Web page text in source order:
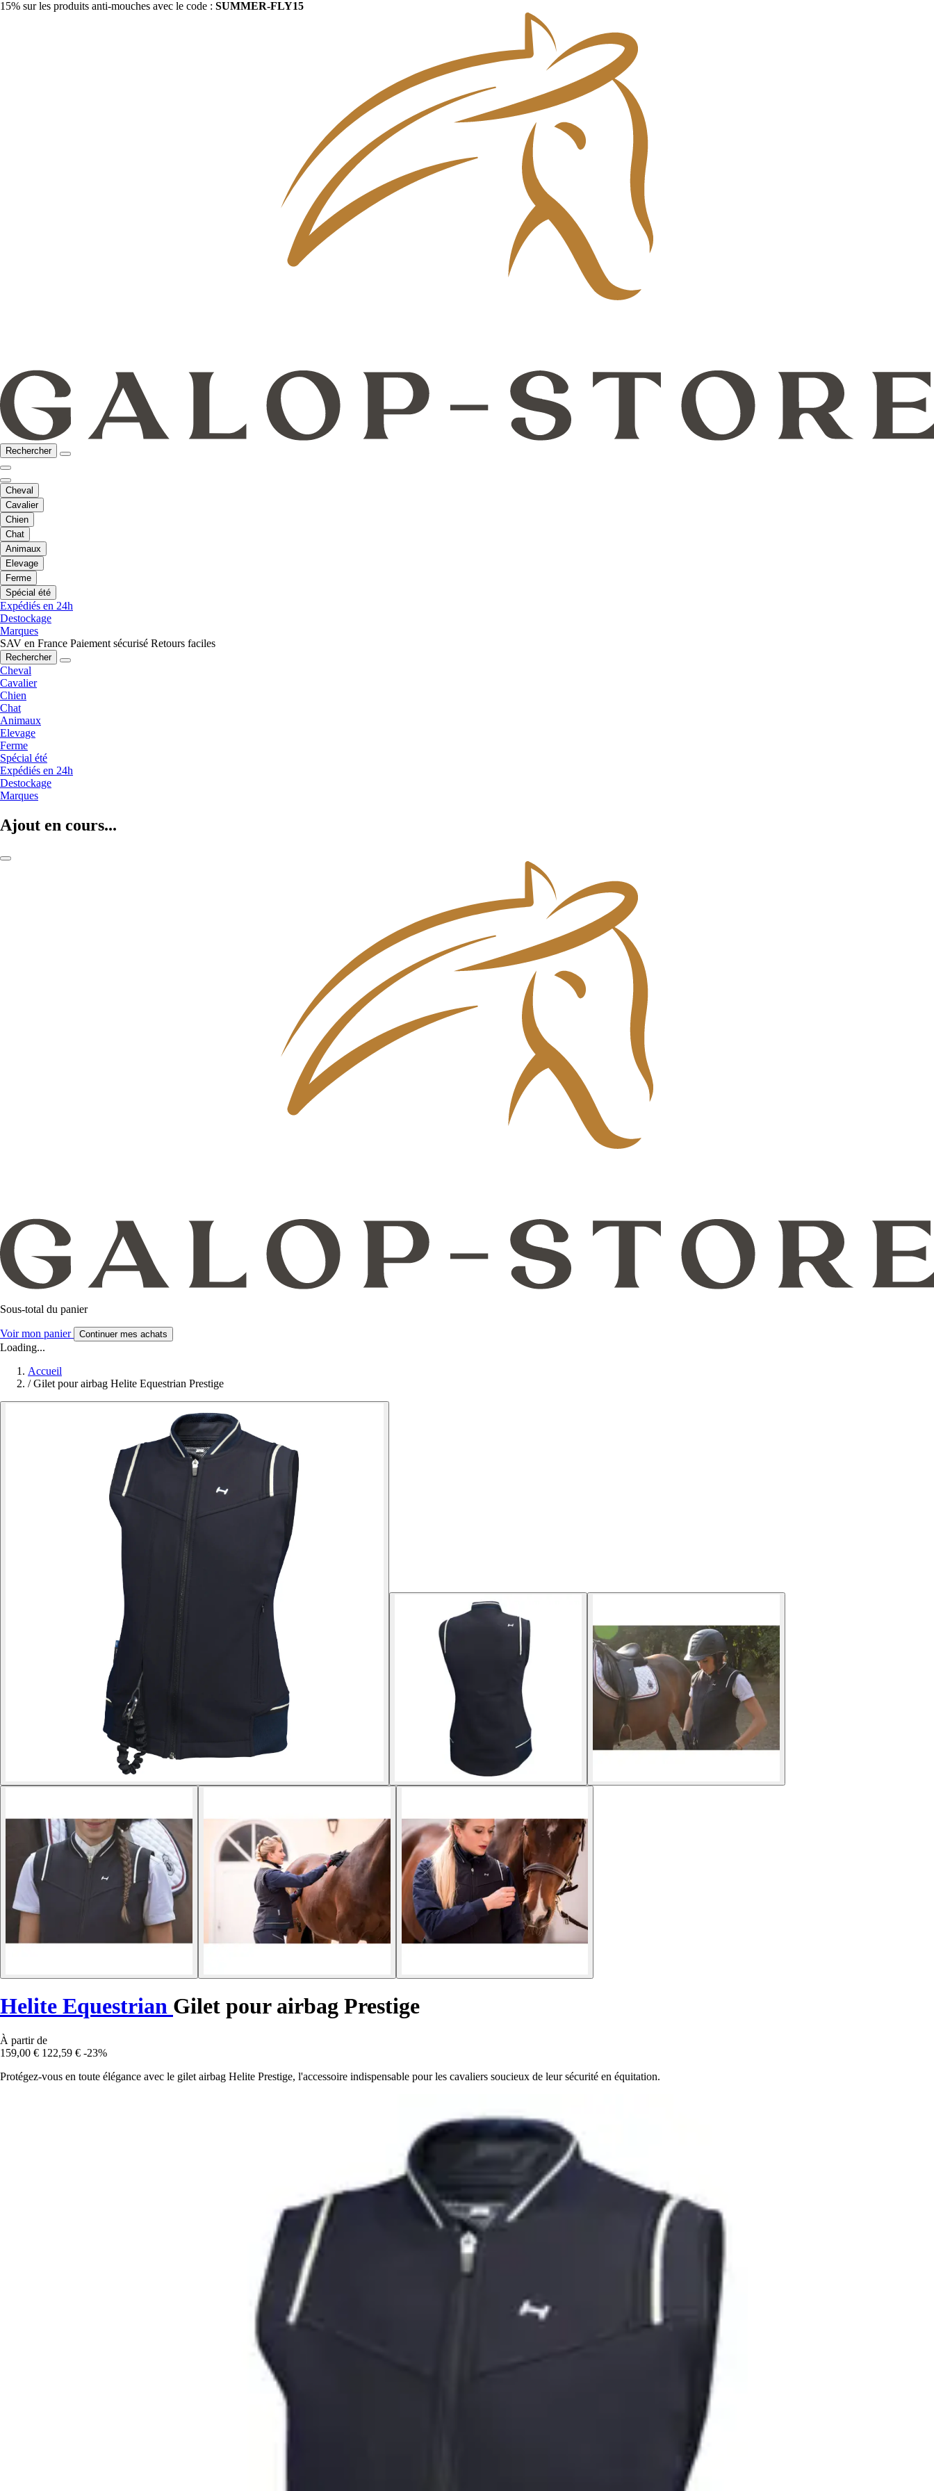
15% sur les produits anti-mouches avec le code : SUMMER-FLY15
Rechercher
Cheval
Cavalier
Chien
Chat
Animaux
Elevage
Ferme
Spécial été
Expédiés en 24h
Destockage
Marques
SAV en France Paiement sécurisé Retours faciles
Rechercher
Cheval
Cavalier
Chien
Chat
Animaux
Elevage
Ferme
Spécial été
Expédiés en 24h
Destockage
Marques
Ajout en cours...
Sous-total du panier
Voir mon panier Continuer mes achats
Loading...
Accueil
/ Gilet pour airbag Helite Equestrian Prestige
Helite Equestrian Gilet pour airbag Prestige
À partir de
159,00 € 122,59 € -23%
Protégez-vous en toute élégance avec le gilet airbag Helite Prestige, l'accessoire indispensable pour les cavaliers soucieux de leur sécurité en équitation.